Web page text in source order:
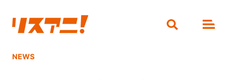
NEWS